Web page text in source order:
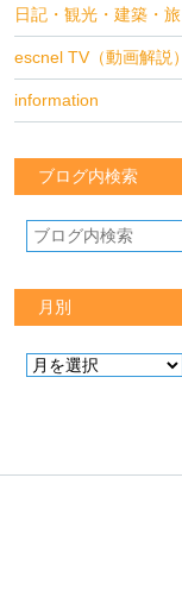
日記・観光・建築・旅
escnel TV（動画解説）
information
ブログ内検索
月別